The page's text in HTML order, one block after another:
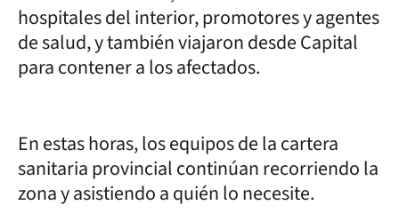
hospitales del interior, promotores y agentes
de salud, y también viajaron desde Capital
para contener a los afectados.
En estas horas, los equipos de la cartera
sanitaria provincial continúan recorriendo la
zona y asistiendo a quién lo necesite.